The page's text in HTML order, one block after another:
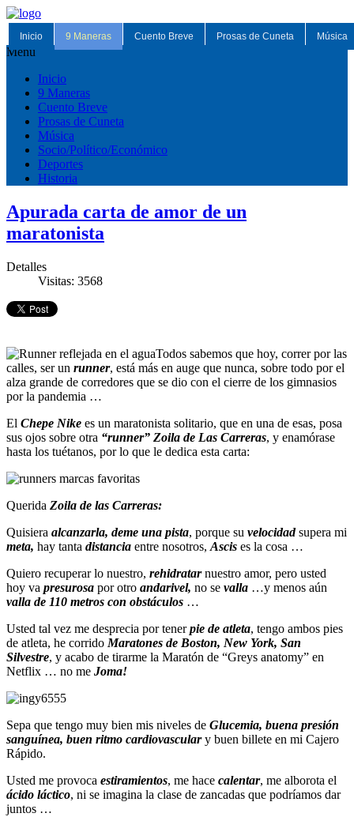
Inicio 9 Maneras Cuento Breve Prosas de Cuneta Música
Menu
Inicio
9 Maneras
Cuento Breve
Prosas de Cuneta
Música
Socio/Político/Económico
Deportes
Historia
Apurada carta de amor de un
maratonista
Detalles
Visitas: 3568
Todos sabemos que hoy, correr por las
calles, ser un runner, está más en auge que nunca, sobre todo por el
alza grande de corredores que se dio con el cierre de los gimnasios
por la pandemia …
El Chepe Nike es un maratonista solitario, que en una de esas, posa
sus ojos sobre otra “runner” Zoila de Las Carreras, y enamórase
hasta los tuétanos, por lo que le dedica esta carta:
Querida Zoila de las Carreras:
Quisiera alcanzarla, deme una pista, porque su velocidadsupera mi
meta, hay tanta distancia entre nosotros, Ascis es la cosa …
Quiero recuperar lo nuestro, rehidratarnuestro amor, pero usted
hoy va presurosa por otro andarivel, no se valla …y menos aún
valla de 110 metros con obstáculos …
Usted tal vez me desprecia por tenerpie de atleta, tengo ambos pies
de atleta, he corrido Maratones de Boston, New York, San
Silvestre, y acabo de tirarme la Maratón de “Greys anatomy” en
Netflix … no me Joma!
Sepa que tengo muy bien mis niveles de Glucemia, buena presión
sanguínea, buen ritmo cardiovasculary buen billete en mi Cajero
Rápido.
Usted me provoca estiramientos, me hace calentar, me alborota el
ácido láctico, ni se imagina la clase de zancadas que podríamos dar
juntos …